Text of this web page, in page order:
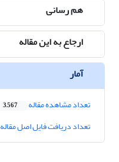
هم رسانی
ارجاع به این مقاله
آمار
تعداد مشاهده مقاله 3,567
تعداد دریافت فایل اصل مقاله